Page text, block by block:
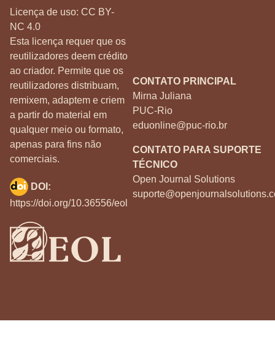
Licença de uso: CC BY-
NC 4.0
Esta licença requer que os
reutilizadores deem crédito
ao criador. Permite que os
reutilizadores distribuam,
remixem, adaptem e criem
a partir do material em
qualquer meio ou formato,
apenas para fins não
comerciais.
CONTATO PRINCIPAL
Mirna Juliana
PUC-Rio
eduonline@puc-rio.br
CONTATO PARA SUPORTE
TÉCNICO
Open Journal Solutions
DOI:
https://doi.org/10.36556/eol